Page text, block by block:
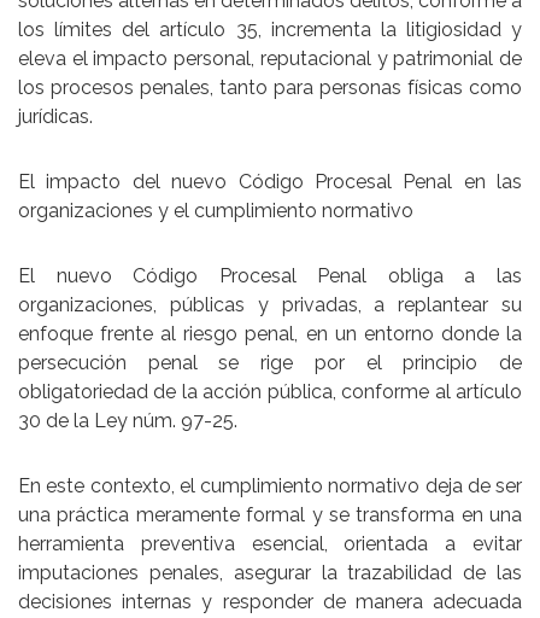
los límites del artículo 35, incrementa la litigiosidad y
eleva el impacto personal, reputacional y patrimonial de
los procesos penales, tanto para personas físicas como
jurídicas.
El impacto del nuevo Código Procesal Penal en las
organizaciones y el cumplimiento normativo
El nuevo Código Procesal Penal obliga a las
organizaciones, públicas y privadas, a replantear su
enfoque frente alriesgo penal, en un entorno donde la
persecución penal se rige por el principio de
obligatoriedad de la acción pública, conforme al artículo
30 de la Ley núm. 97-25.
En este contexto, el cumplimiento normativo deja de ser
una práctica meramente formal y se transforma en una
herramienta preventiva esencial, orientada a evitar
imputaciones penales, asegurar la trazabilidad de las
decisiones internas y responder de manera adecuada